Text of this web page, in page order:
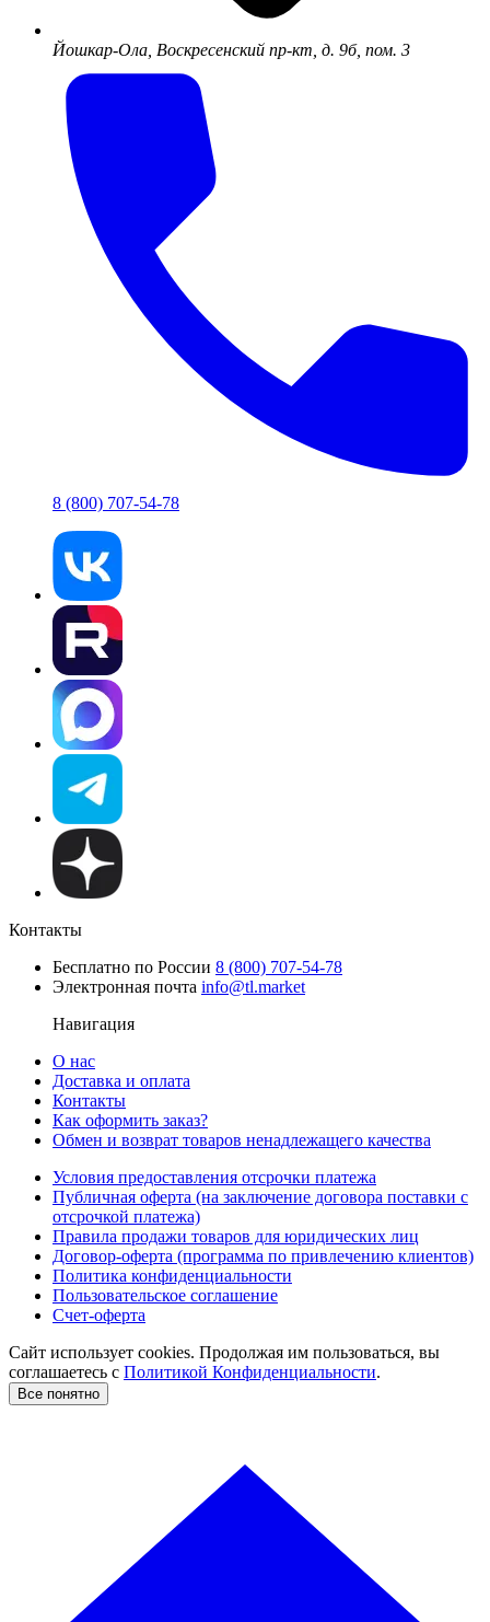
Йошкар-Ола, Воскресенский пр-кт, д. 9б, пом. 3
8 (800) 707-54-78
Контакты
Бесплатно по России 8 (800) 707-54-78
Электронная почта info@tl.market
Навигация
О нас
Доставка и оплата
Контакты
Как оформить заказ?
Обмен и возврат товаров ненадлежащего качества
Условия предоставления отсрочки платежа
Публичная оферта (на заключение договора поставки с
отсрочкой платежа)
Правила продажи товаров для юридических лиц
Договор-оферта (программа по привлечению клиентов)
Политика конфиденциальности
Пользовательское соглашение
Счет-оферта
Сайт использует cookies. Продолжая им пользоваться, вы
соглашаетесь c Политикой Конфиденциальности.
Все понятно